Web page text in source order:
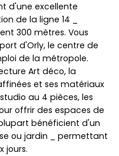
d'une excellente
de la ligne 14 _
300 mètres. Vous
d'Orly, le centre de
de la métropole.
Art déco, la
et ses matériaux
au 4 pièces, les
offrir des espaces de
bénéficient d'un
ou jardin _ permettant
jours.